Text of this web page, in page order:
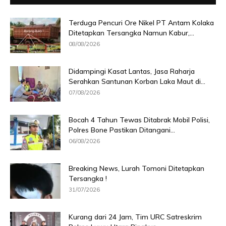
Terduga Pencuri Ore Nikel PT Antam Kolaka
Ditetapkan Tersangka Namun Kabur,...
08/08/2026
Didampingi Kasat Lantas, Jasa Raharja
Serahkan Santunan Korban Laka Maut di...
07/08/2026
Bocah 4 Tahun Tewas Ditabrak Mobil Polisi,
Polres Bone Pastikan Ditangani...
06/08/2026
Breaking News, Lurah Tomoni Ditetapkan
Tersangka !
31/07/2026
Kurang dari 24 Jam, Tim URC Satreskrim